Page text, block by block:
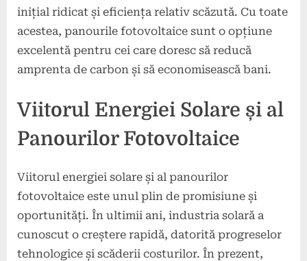
inițial ridicat și eficiența relativ scăzută. Cu toate
acestea, panourile fotovoltaice sunt o opțiune
excelentă pentru cei care doresc să reducă
amprenta de carbon și să economisească bani.
Viitorul Energiei Solare și al
Panourilor Fotovoltaice
Viitorul energiei solare și al panourilor
fotovoltaice este unul plin de promisiune și
oportunități. În ultimii ani, industria solară a
cunoscut o creștere rapidă, datorită progreselor
tehnologice și scăderii costurilor. În prezent,